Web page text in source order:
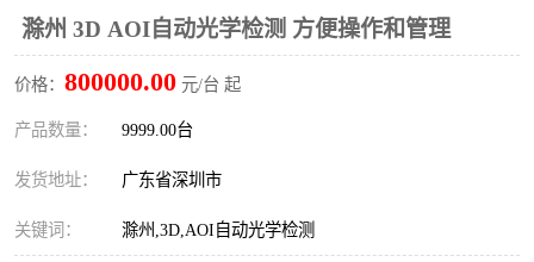
滁州 3D AOI自动光学检测 方便操作和管理
价格： 800000.00 元/台 起
产品数量： 9999.00台
发货地址： 广东省深圳市
关键词： 滁州,3D,AOI自动光学检测